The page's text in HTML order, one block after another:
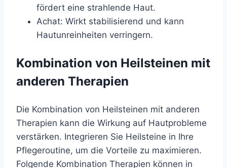
fördert eine strahlende Haut.
Achat: Wirkt stabilisierend und kann
Hautunreinheiten verringern.
Kombination von Heilsteinen mit
anderen Therapien
Die Kombination von Heilsteinen mit anderen
Therapien kann die Wirkung auf Hautprobleme
verstärken. Integrieren Sie Heilsteine in Ihre
Pflegeroutine, um die Vorteile zu maximieren.
Folgende Kombination Therapien können in